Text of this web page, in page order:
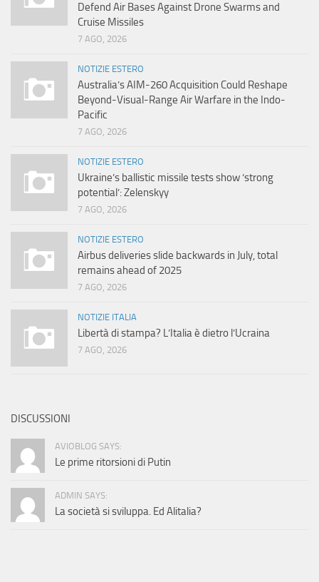
Defend Air Bases Against Drone Swarms and
Cruise Missiles
7 AGO, 2026
NOTIZIE ESTERO
Australia’s AIM-260 Acquisition Could Reshape
Beyond-Visual-Range Air Warfare in the Indo-
Pacific
7 AGO, 2026
NOTIZIE ESTERO
Ukraine’s ballistic missile tests show ‘strong
potential’: Zelenskyy
7 AGO, 2026
NOTIZIE ESTERO
Airbus deliveries slide backwards in July, total
remains ahead of 2025
7 AGO, 2026
NOTIZIE ITALIA
Libertà di stampa? L’Italia è dietro l’Ucraina
7 AGO, 2026
DISCUSSIONI
AVIOBLOG SAYS:
Le prime ritorsioni di Putin
ADMIN SAYS:
La società si sviluppa. Ed Alitalia?